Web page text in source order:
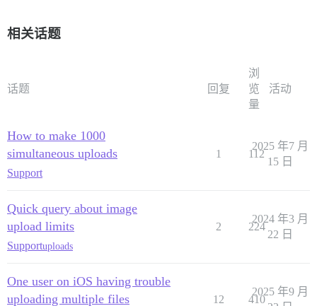
相关话题
话题 回复
浏
览
量
活动
How to make 1000
simultaneous uploads
Support
1 112
2025 年7 月
15 日
Quick query about image
upload limits
Supportuploads
2 224
2024 年3 月
22 日
One user on iOS having trouble
uploading multiple files
12 410
2025 年9 月